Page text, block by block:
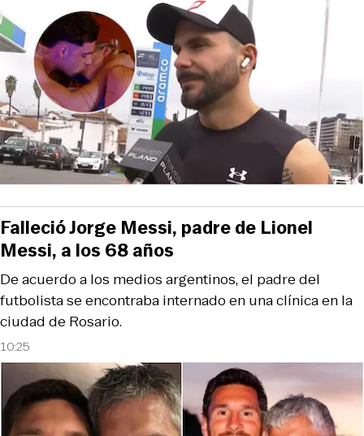
10:25
De acuerdo a los medios argentinos, el padre del
futbolista se encontraba internado en una clínica en la
ciudad de Rosario.
Falleció Jorge Messi, padre de Lionel
Messi, a los 68 años